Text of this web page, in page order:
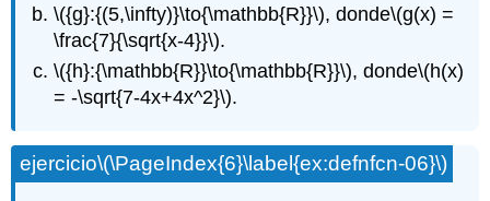
\({g}:{(5,\infty)}\to{\mathbb{R}}\), donde\(g(x) =
\frac{7}{\sqrt{x-4}}\).
\({h}:{\mathbb{R}}\to{\mathbb{R}}\), donde\(h(x)
= -\sqrt{7-4x+4x^2}\).
ejercicio\(\PageIndex{6}\label{ex:defnfcn-06}\)